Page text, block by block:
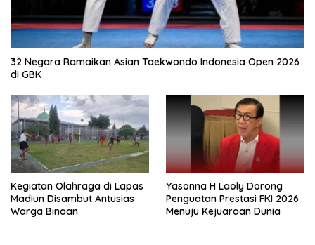
32 Negara Ramaikan Asian Taekwondo Indonesia Open 2026
di GBK
Kegiatan Olahraga di Lapas
Madiun Disambut Antusias
Warga Binaan
Yasonna H Laoly Dorong
Penguatan Prestasi FKI 2026
Menuju Kejuaraan Dunia